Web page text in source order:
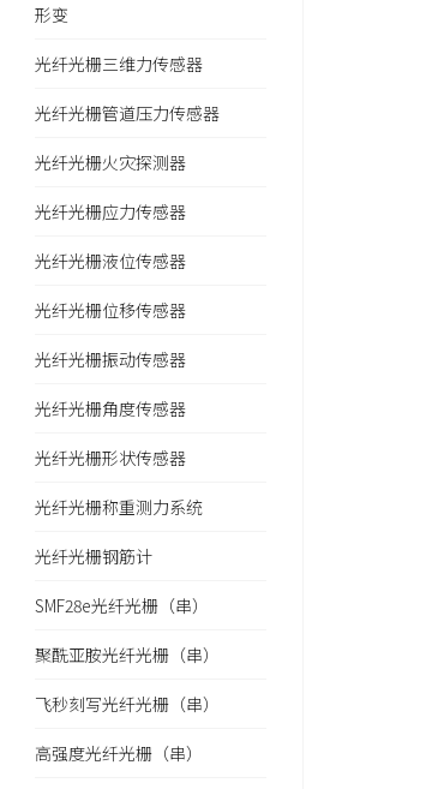
形变
光纤光栅三维力传感器
光纤光栅管道压力传感器
光纤光栅火灾探测器
光纤光栅应力传感器
光纤光栅液位传感器
光纤光栅位移传感器
光纤光栅振动传感器
光纤光栅角度传感器
光纤光栅形状传感器
光纤光栅称重测力系统
光纤光栅钢筋计
SMF28e光纤光栅（串）
聚酰亚胺光纤光栅（串）
飞秒刻写光纤光栅（串）
高强度光纤光栅（串）